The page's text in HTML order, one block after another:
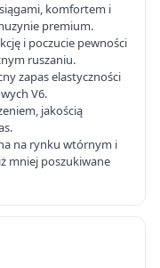
komfortem i
premium.
i poczucie pewności
ruszaniu.
zapas elastyczności
V6.
jakością
na rynku wtórnym i
mniej poszukiwane